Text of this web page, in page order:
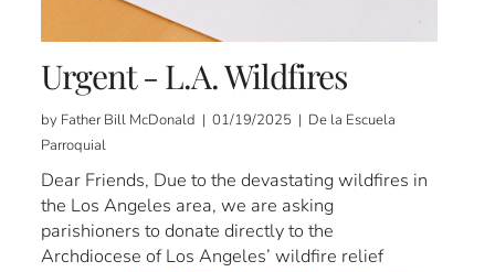
Urgent - L.A. Wildfires
by Father Bill McDonald | 01/19/2025 | De la Escuela
Parroquial
Dear Friends, Due to the devastating wildfires in
the Los Angeles area, we are asking
parishioners to donate directly to the
Archdiocese of Los Angeles’ wildfire relief